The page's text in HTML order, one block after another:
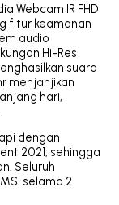
Webcam IR FHD
fitur keamanan
audio
Hi-Res
suara
menjanjikan
hari,
dengan
2021, sehingga
Seluruh
selama 2